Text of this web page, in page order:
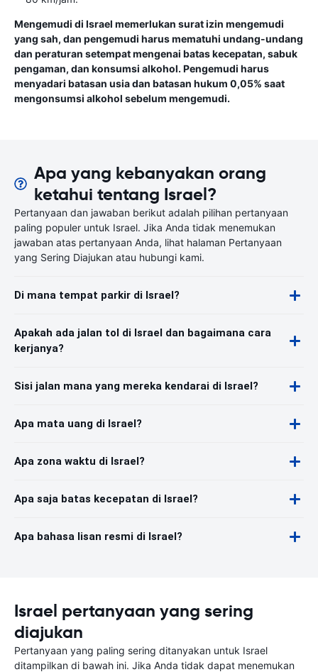
Mengemudi di Israel memerlukan surat izin mengemudi
yang sah, dan pengemudi harus mematuhi undang-undang
dan peraturan setempat mengenai batas kecepatan, sabuk
pengaman, dan konsumsi alkohol. Pengemudi harus
menyadari batasan usia dan batasan hukum 0,05% saat
mengonsumsi alkohol sebelum mengemudi.
Apa yang kebanyakan orang
ketahui tentang Israel?
Pertanyaan dan jawaban berikut adalah pilihan pertanyaan
paling populer untuk Israel. Jika Anda tidak menemukan
jawaban atas pertanyaan Anda, lihat halaman Pertanyaan
yang Sering Diajukan atau hubungi kami.
Di mana tempat parkir di Israel?
Apakah ada jalan tol di Israel dan bagaimana cara
kerjanya?
Sisi jalan mana yang mereka kendarai di Israel?
Apa mata uang di Israel?
Apa zona waktu di Israel?
Apa saja batas kecepatan di Israel?
Apa bahasa lisan resmi di Israel?
Israel pertanyaan yang sering
diajukan
Pertanyaan yang paling sering ditanyakan untuk Israel
ditampilkan di bawah ini. Jika Anda tidak dapat menemukan